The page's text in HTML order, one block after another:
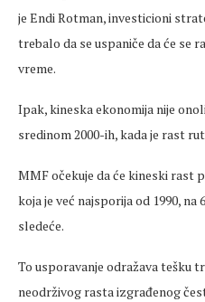
je Endi Rotman, investicioni
trebalo da se uspaniče da će se
vreme.
Ipak, kineska ekonomija nije
sredinom 2000-ih, kada je rast
MMF očekuje da će kineski rast
koja je već najsporija od 1990,
sledeće.
To usporavanje odražava tešku
neodrživog rasta izgrađenog